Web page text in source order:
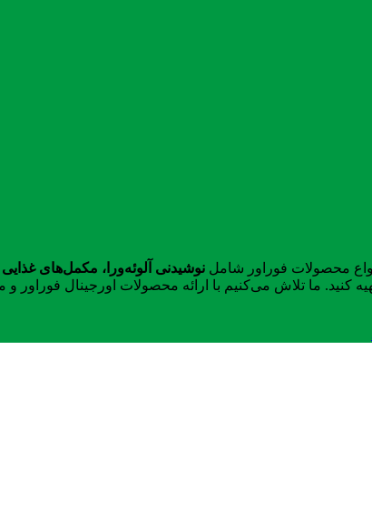
محصولات فوراور شامل نوشیدنی آلوئه‌ورا، مکمل‌های
کنید. ما تلاش می‌کنیم با ارائه محصولات اورجینال